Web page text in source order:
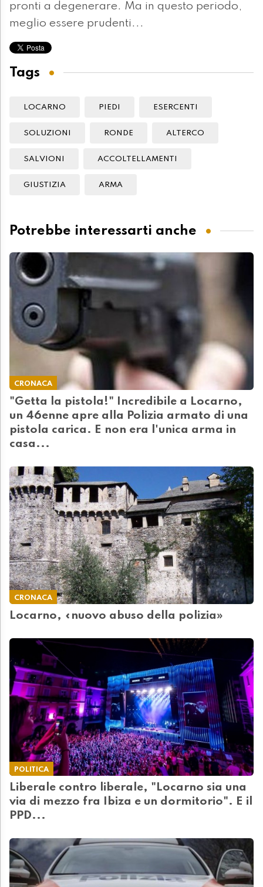
pronti a degenerare. Ma in questo periodo,
meglio essere prudenti...
Tags
LOCARNO PIEDI ESERCENTI
SOLUZIONI RONDE ALTERCO
SALVIONI ACCOLTELLAMENTI
GIUSTIZIA ARMA
Potrebbe interessarti anche
CRONACA
"Getta la pistola!" Incredibile a Locarno,
un 46enne apre alla Polizia armato di una
pistola carica. E non era l'unica arma in
casa...
CRONACA
Locarno, «nuovo abuso della polizia»
POLITICA
Liberale contro liberale, "Locarno sia una
via di mezzo fra Ibiza e un dormitorio". E il
PPD...